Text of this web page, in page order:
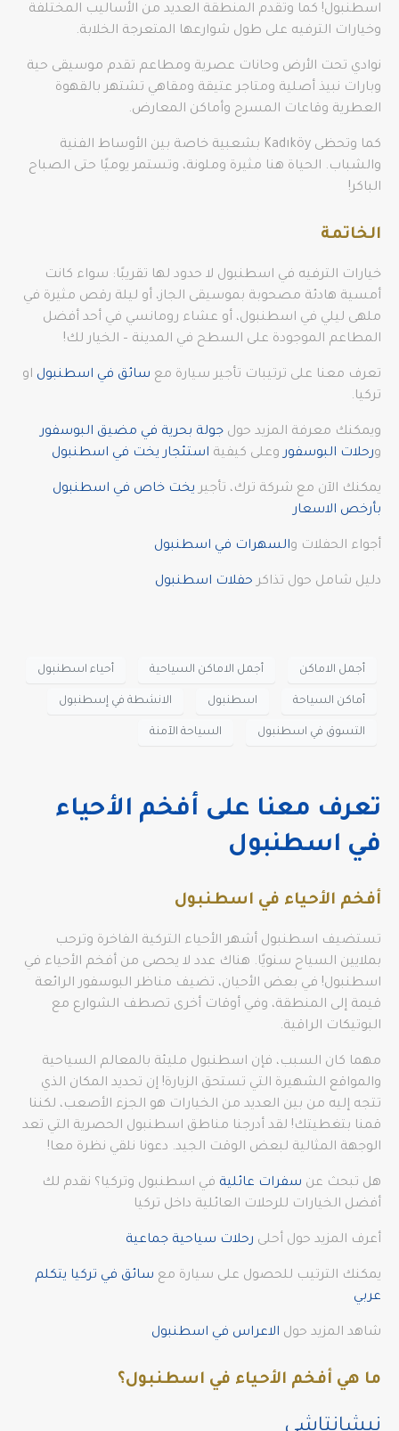
اسطنبول! كما وتقدم المنطقة العديد من الأساليب المختلفة
وخيارات الترفيه على طول شوارعها المتعرجة الخلابة.
نوادي تحت الأرض وحانات عصرية ومطاعم تقدم موسيقى حية
وبارات نبيذ أصلية ومتاجر عتيقة ومقاهي تشتهر بالقهوة
العطرية وقاعات المسرح وأماكن المعارض.
كما وتحظى Kadıköy بشعبية خاصة بين الأوساط الفنية
والشباب. الحياة هنا مثيرة وملونة، وتستمر يوميًا حتى الصباح
الباكر!
الخاتمة
خيارات الترفيه في اسطنبول لا حدود لها تقريبًا: سواء كانت
أمسية هادئة مصحوبة بموسيقى الجاز، أو ليلة رقص مثيرة في
ملهى ليلي في اسطنبول، أو عشاء رومانسي في أحد أفضل
المطاعم الموجودة على السطح في المدينة – الخيار لك!
تعرف معنا على ترتيبات تأجير سيارة مع سائق في اسطنبول او
تركيا.
ويمكنك معرفة المزيد حول جولة بحرية في مضيق البوسفور
ورحلات البوسفوروعلى كيفية استئجار يخت في اسطنبول
يمكنك الآن مع شركة ترك، تأجير يخت خاص في اسطنبول
بأرخص الاسعار
أجواء الحفلات والسهرات في اسطنبول
دليل شامل حول تذاكر حفلات اسطنبول
أجمل الاماكن أجمل الاماكن السياحية أحياء اسطنبول
أماكن السياحة اسطنبول الانشطة في إسطنبول
التسوق في اسطنبول السياحة الآمنة
تعرف معنا على أفخم الأحياء
في اسطنبول
أفخم الأحياء في اسطنبول
تستضيف اسطنبول أشهر الأحياء التركية الفاخرة وترحب
بملايين السياح سنويًا. هناك عدد لا يحصى من أفخم الأحياء في
اسطنبول! في بعض الأحيان، تضيف مناظر البوسفور الرائعة
قيمة إلى المنطقة، وفي أوقات أخرى تصطف الشوارع مع
البوتيكات الراقية.
مهما كان السبب، فإن اسطنبول مليئة بالمعالم السياحية
والمواقع الشهيرة التي تستحق الزيارة! إن تحديد المكان الذي
تتجه إليه من بين العديد من الخيارات هو الجزء الأصعب، لكننا
قمنا بتغطيتك! لقد أدرجنا مناطق اسطنبول الحصرية التي تعد
الوجهة المثالية لبعض الوقت الجيد. دعونا نلقي نظرة معا!
هل تبحث عن سفرات عائلية في اسطنبول وتركيا؟ نقدم لك
أفضل الخيارات للرحلات العائلية داخل تركيا
أعرف المزيد حول أحلى رحلات سياحية جماعية
يمكنك الترتيب للحصول على سيارة مع سائق في تركيا يتكلم
عربي
شاهد المزيد حول الاعراس في اسطنبول
ما هي أفخم الأحياء في اسطنبول؟